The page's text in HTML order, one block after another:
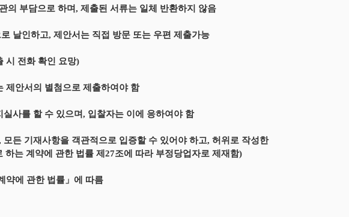
의 부담으로 하며, 제출된 서류는 일체 반환하지 않음
날인하고, 제안서는 직접 방문 또는 우편 제출가능
시 전화 확인 요망)
제안서의 별첨으로 제출하여야 함
사를 할 수 있으며, 입찰자는 이에 응하여야 함
든 기재사항을 객관적으로 입증할 수 있어야 하고, 허위로 작성한
는 계약에 관한 법률 제27조에 따라 부정당업자로 제재함)
약에 관한 법률」에 따름